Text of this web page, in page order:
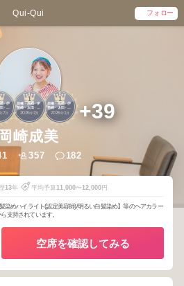
Qui-Qui フォロー
崎・伊
・群
7月
1
前橋・高崎・伊
勢崎・太田・群
馬2026年2月
1
前橋・高崎・伊
勢崎・太田・群
馬2026年 1 月 +39
岡崎成美
357 182
13年 平均予算11,000〜12,000円
染めハイライト(認定美容師)/明るい白髪染め】等のヘアカラー
支持されています。
空席を確認してみる